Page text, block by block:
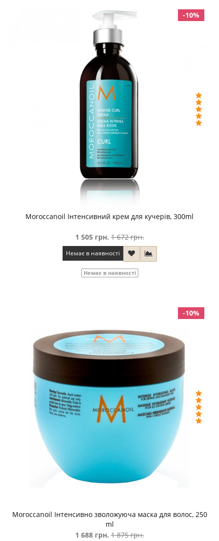
-10%
Moroccanoil Інтенсивний крем для кучерів, 300ml
1 505 грн. 1 672 грн.
Немає в наявності
Немає в наявності
-10%
Moroccanoil Інтенсивно зволожуюча маска для волос, 250
ml
1 688 грн. 1 875 грн.